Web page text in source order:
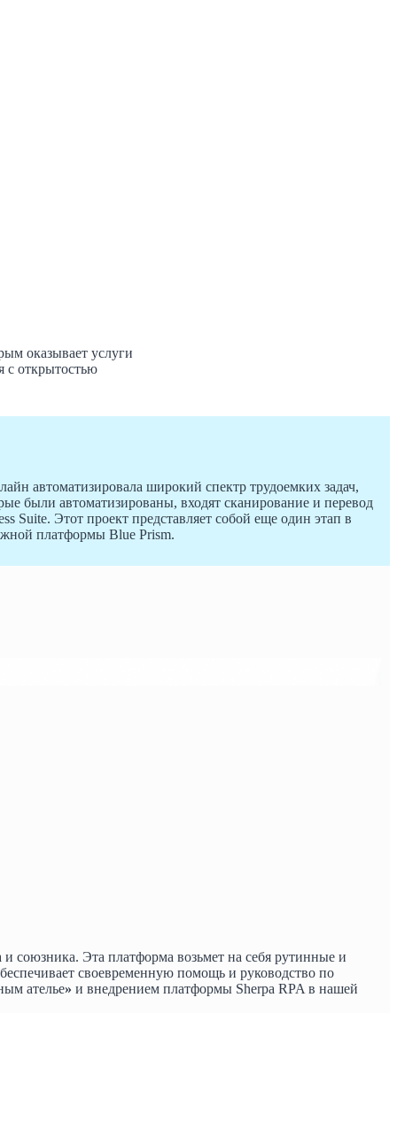
оказывает услуги
с открытостью
автоматизировала широкий спектр трудоемких задач,
были автоматизированы, входят сканирование и перевод
Suite. Этот проект представляет собой еще один этап в
платформы Blue Prism.
Эта платформа возьмет на себя рутинные и
своевременную помощь и руководство по
ателье» и внедрением платформы Sherpa RPA в нашей